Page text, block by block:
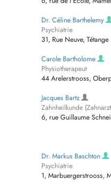
Dr. Céline Barthelemy
Psychiatrie
31, Rue Neuve,
Carole Bartholome
Physiotherapeut
44 Arelerstrooss,
Jacques Bartz
Zahnheilkunde
6, rue Guillaume
Dr. Markus Baschton
Psychiatrie
1, Marbuergerstrooss,